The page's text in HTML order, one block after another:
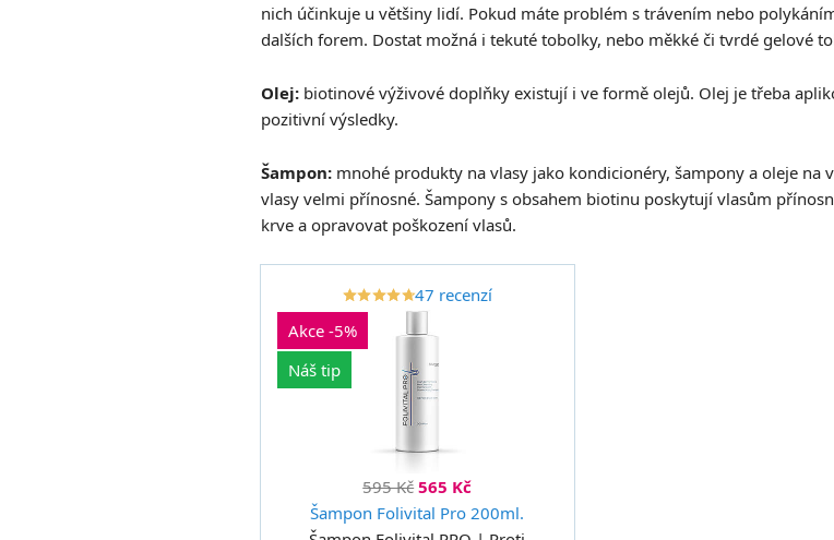
nich účinkuje u většiny lidí. Pokud máte problém s trávením nebo
dalších forem. Dostat možná i tekuté tobolky, nebo měkké či tvrdé gelové
Olej:biotinové výživové doplňky existují i ve formě olejů. Olej je třeba
pozitivní výsledky.
Šampon:mnohé produkty na vlasy jako kondicionéry, šampony a oleje na
vlasy velmi přínosné. Šampony s obsahem biotinu poskytují vlasům
krve a opravovat poškození vlasů.
star_borderstar_borderstar_borderstar_borderstar_border
starstarstarstarstar47 recenzí
Akce -5%
Náš tip
595 Kč 565 Kč
Šampon Folivital Pro 200ml.